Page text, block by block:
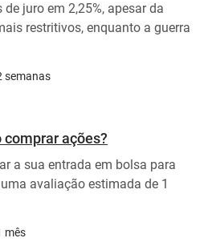
juro em 2,25%, apesar da
restritivos, enquanto a guerra
semanas
comprar ações?
a sua entrada em bolsa para
avaliação estimada de 1
mês